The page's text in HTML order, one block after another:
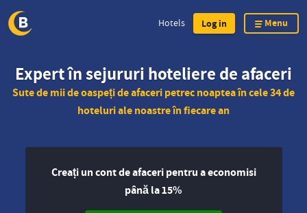
main
Hotels Log in Menu
Expert în sejururi hoteliere de afaceri
Sute de mii de oaspeți de afaceri petrec noaptea în cele 34 de
hoteluri ale noastre în fiecare an
Creați un cont de afaceri pentru a economisi
până la 15%